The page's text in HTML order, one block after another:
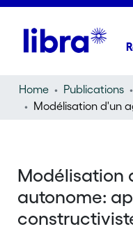
Home Publications
Modélisation
autonome: